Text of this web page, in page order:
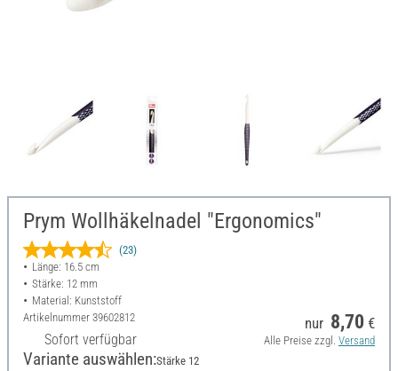
Prym Wollhäkelnadel "Ergonomics"
(23)
Länge: 16.5 cm
Stärke: 12 mm
Material: Kunststoff
Artikelnummer 39602812
Sofort verfügbar
nur 8,70 €
Alle Preise zzgl. Versand
Variante auswählen:Stärke 12